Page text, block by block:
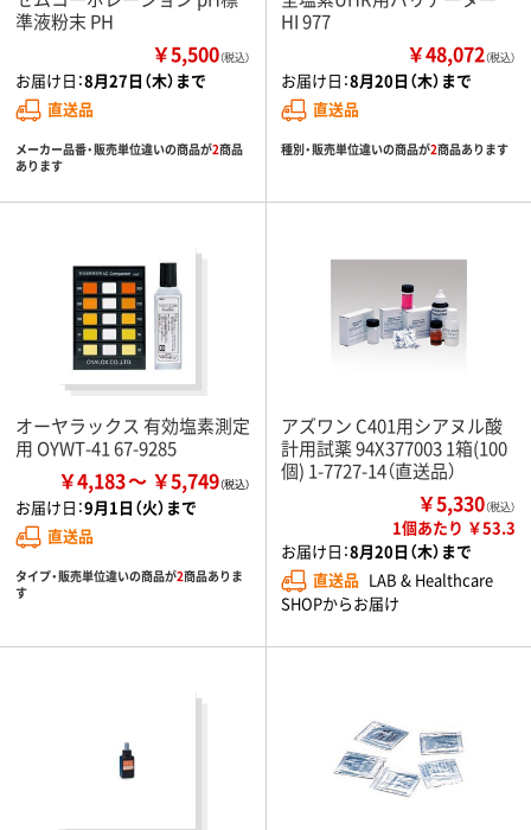
準液粉末 PH
￥5,500（税込）
お届け日：8月27日（木）まで
直送品
メーカー品番・販売単位違いの商品が2商品
あります
HI 977
￥48,072（税込）
お届け日：8月20日（木）まで
直送品
種別・販売単位違いの商品が2商品あります
オーヤラックス 有効塩素測定
用 OYWT-41 67-9285
￥4,183 ￥5,749
お届け日：9月1日（火）まで
直送品
タイプ・販売単位違いの商品が2商品ありま
す
アズワン C401用シアヌル酸
計用試薬 94X377003 1箱(100
個) 1-7727-14（直送品）
￥5,330（税込）
1個あたり ￥53.3
お届け日：8月20日（木）まで
直送品 LAB & Healthcare
SHOPからお届け